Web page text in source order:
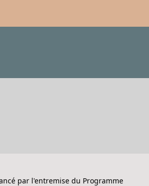
par l'entremise du Programme